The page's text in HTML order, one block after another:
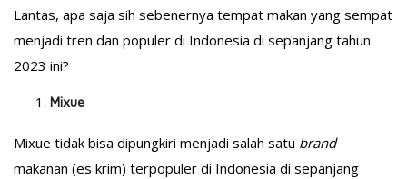
Lantas, apa saja sih sebenernya tempat makan yang sempat
menjadi tren dan populer di Indonesia di sepanjang tahun
2023 ini?
Mixue
Mixue tidak bisa dipungkiri menjadi salah satu brand
makanan (es krim) terpopuler di Indonesia di sepanjang